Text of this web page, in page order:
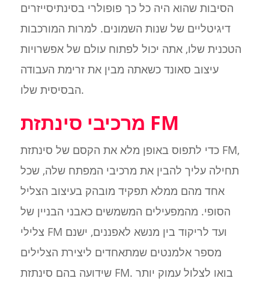
הסיבות שהוא היה כל כך פופולרי בסינתיסייזרים
דיגיטליים של שנות השמונים. למרות המורכבות
הטכנית שלו, אתה יכול לפתוח עולם של אפשרויות
עיצוב סאונד כשאתה מבין את זרימת העבודה
הבסיסית שלו.
מרכיבי סינתזת FM
כדי לתפוס באופן מלא את הקסם של סינתזת FM,
תחילה עליך להבין את מרכיבי המפתח שלה, שכל
אחד מהם ממלא תפקיד מובהק בעיצוב הצליל
הסופי. מהמפעילים המשמשים כאבני הבניין של
צלילי FM ועד לריקוד בין מנשא לאפננים, ישנם
מספר אלמנטים שמתאחדים ליצירת הצלילים
שידועה בהם סינתזת FM. בואו לצלול עמוק יותר